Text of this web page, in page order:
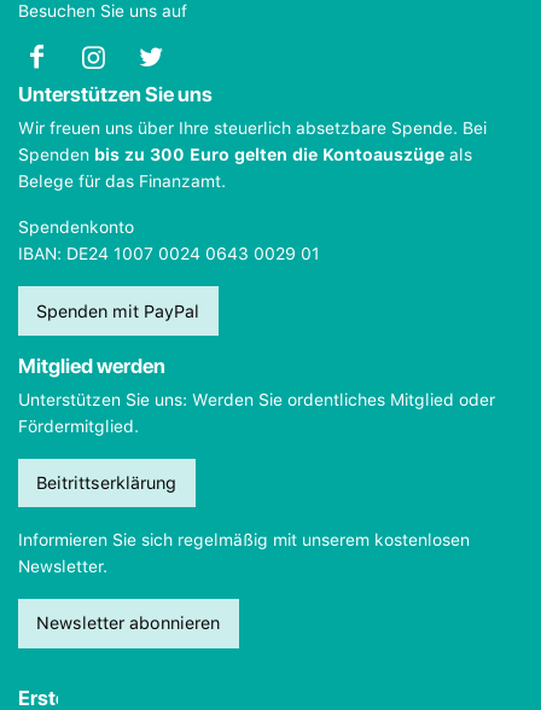
Besuchen Sie uns auf
Unterstützen Sie uns
Wir freuen uns über Ihre steuerlich absetzbare Spende. Bei
Spenden bis zu 300 Euro gelten die Kontoauszüge als
Belege für das Finanzamt.
Spendenkonto
IBAN: DE24 1007 0024 0643 0029 01
Spenden mit PayPal
Mitglied werden
Unterstützen Sie uns: Werden Sie ordentliches Mitglied oder
Fördermitglied.
Beitrittserklärung
Informieren Sie sich regelmäßig mit unserem kostenlosen
Newsletter.
Newsletter abonnieren
Erste Hilfe